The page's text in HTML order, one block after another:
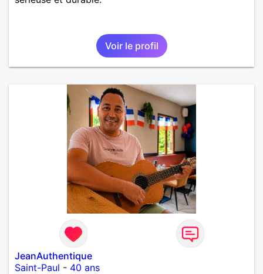
Voir le profil
JeanAuthentique
Saint-Paul - 40 ans